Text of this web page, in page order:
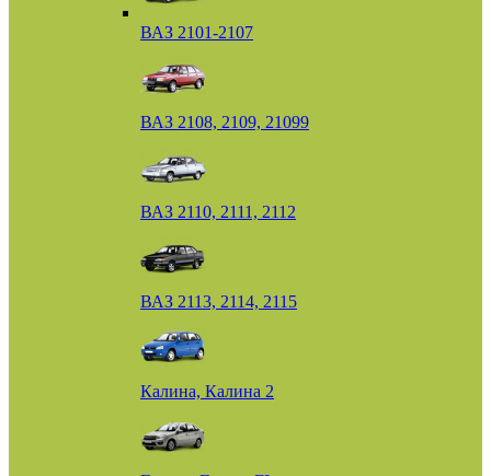
ВАЗ 2101-2107
ВАЗ 2108, 2109, 21099
ВАЗ 2110, 2111, 2112
ВАЗ 2113, 2114, 2115
Калина, Калина 2